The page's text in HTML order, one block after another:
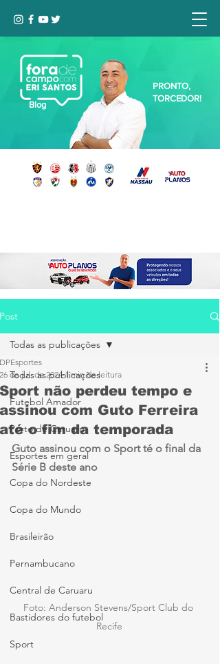
Blog
PRONTO,
TORCEDOR!
Post
Todas as publicações
Futebol Amador
Porto de Caruaru
Esportes em geral
Copa do Nordeste
Copa do Mundo
Brasileirão
Pernambucano
Central de Caruaru
Bastidores do futebol
Sport
Todas as publicações
Sport não perdeu tempo e
assinou com Guto Ferreira
até o fim da temporada
DPEsportes
26 de jul. de 2024 1 min de leitura
Guto assinou com o Sport té o final da
Série B deste ano
Foto: Anderson Stevens/Sport Club do
Recife